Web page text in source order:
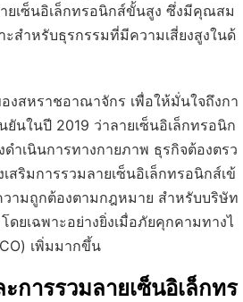
ยเซ็นอิเล็กทรอนิกส์ขั้นสูง ซึ่งมีคุณสม
สำหรับธุรกรรมที่มีความเสี่ยงสูงในด้
งสหราชอาณาจักร เพื่อให้มั่นใจถึงกา
นในปี 2019 ว่าลายเซ็นอิเล็กทรอนิก
เนินการทางกายภาพ ธุรกิจต้องตรว
ริมการรวมลายเซ็นอิเล็กทรอนิกส์เข้
ามถูกต้องตามกฎหมาย สำหรับบริษัท
ยเฉพาะอย่างยิ่งเมื่อภัยคุกคามทางไ
เพิ่มมากขึ้น
ารรวมลายเซ็นอิเล็กทร